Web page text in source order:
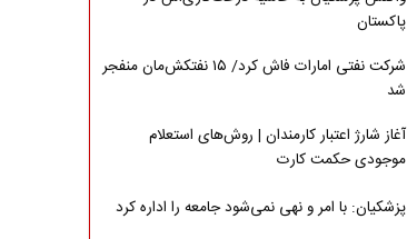
پاکستان
شرکت نفتی امارات فاش کرد/ ۱۵ نفتکش‌مان منفجر
شد
آغاز شارژ اعتبار کارمندان | روش‌های استعلام
موجودی حکمت کارت
پزشکیان: با امر و نهی نمی‌شود جامعه را اداره کرد